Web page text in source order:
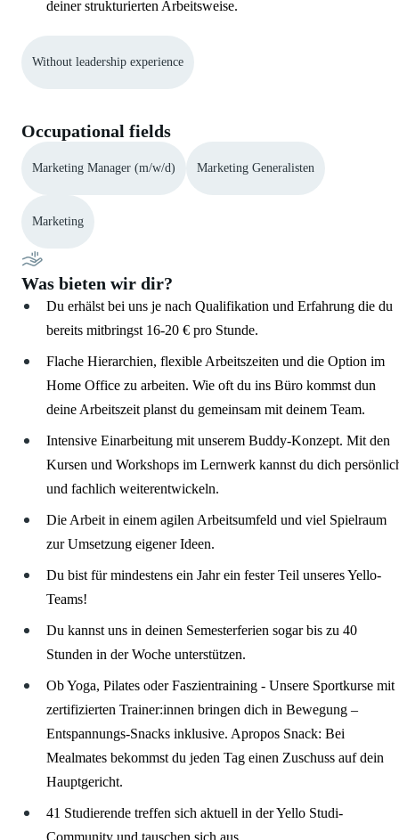
deiner strukturierten Arbeitsweise.
Without leadership experience
Occupational fields
Marketing Manager (m/w/d) Marketing Generalisten
Marketing
Was bieten wir dir?
Du erhälst bei uns je nach Qualifikation und Erfahrung die du
bereits mitbringst 16-20 € pro Stunde.
Flache Hierarchien, flexible Arbeitszeiten und die Option im
Home Office zu arbeiten. Wie oft du ins Büro kommst dun
deine Arbeitszeit planst du gemeinsam mit deinem Team.
Intensive Einarbeitung mit unserem Buddy-Konzept. Mit den
Kursen und Workshops im Lernwerk kannst du dich
und fachlich weiterentwickeln.
Die Arbeit in einem agilen Arbeitsumfeld und viel Spielraum
zur Umsetzung eigener Ideen.
Du bist für mindestens ein Jahr ein fester Teil unseres Yello-
Teams!
Du kannst uns in deinen Semesterferien sogar bis zu 40
Stunden in der Woche unterstützen.
Ob Yoga, Pilates oder Faszientraining - Unsere Sportkurse mit
zertifizierten Trainer:innen bringen dich in Bewegung –
Entspannungs-Snacks inklusive. Apropos Snack: Bei
Mealmates bekommst du jeden Tag einen Zuschuss auf dein
Hauptgericht.
41 Studierende treffen sich aktuell in der Yello Studi-
Community und tauschen sich aus.